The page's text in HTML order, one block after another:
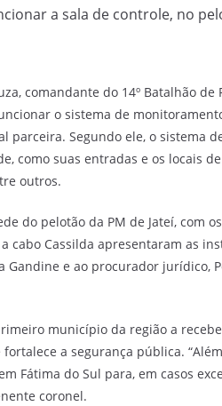
a sala de controle, no
comandante do 14º Batalhão
o sistema de
parceira. Segundo ele, o sistema
como suas entradas e os locais
outros.
do pelotão da PM de Jateí, com
cabo Cassilda apresentaram as
Gandine e ao procurador jurídico,
município da região a
a segurança pública.
Fátima do Sul para, em casos
coronel.